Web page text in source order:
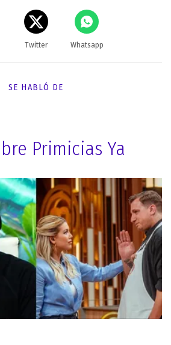
Twitter Whatsapp
SE HABLÓ DE
Primicias Ya